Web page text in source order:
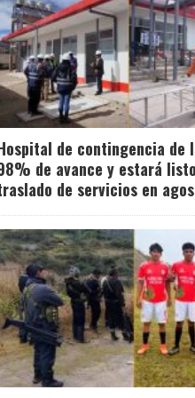
de contingencia de
de avance y estará
de servicios en